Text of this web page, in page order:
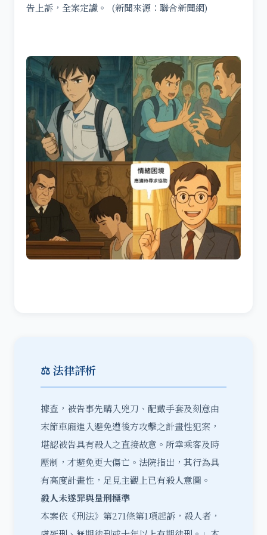
告上訴，全案定讞。 (新聞來源：聯合新聞網)
⚖️ 法律評析
據查，被告事先購入兇刀、配戴手套及刻意由
末節車廂進入避免遭後方攻擊之計畫性犯案，
堪認被告具有殺人之直接故意。所幸乘客及時
壓制，才避免更大傷亡。法院指出，其行為具
有高度計畫性，足見主觀上已有殺人意圖。
殺人未遂罪與量刑標準
本案依《刑法》第271條第1項起訴，殺人者，